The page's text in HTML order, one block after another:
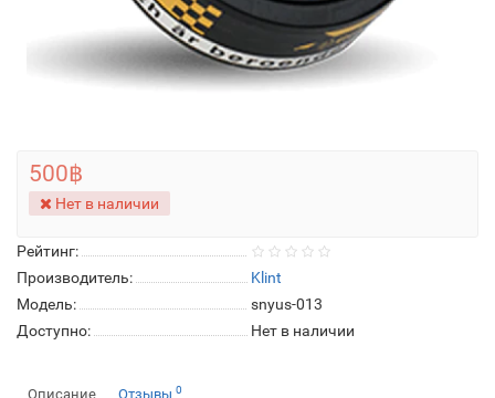
Рейтинг:
Производитель:
Klint
Модель:
snyus-013
Доступно:
Нет в наличии
500฿
Нет в наличии
Описание Отзывы 0